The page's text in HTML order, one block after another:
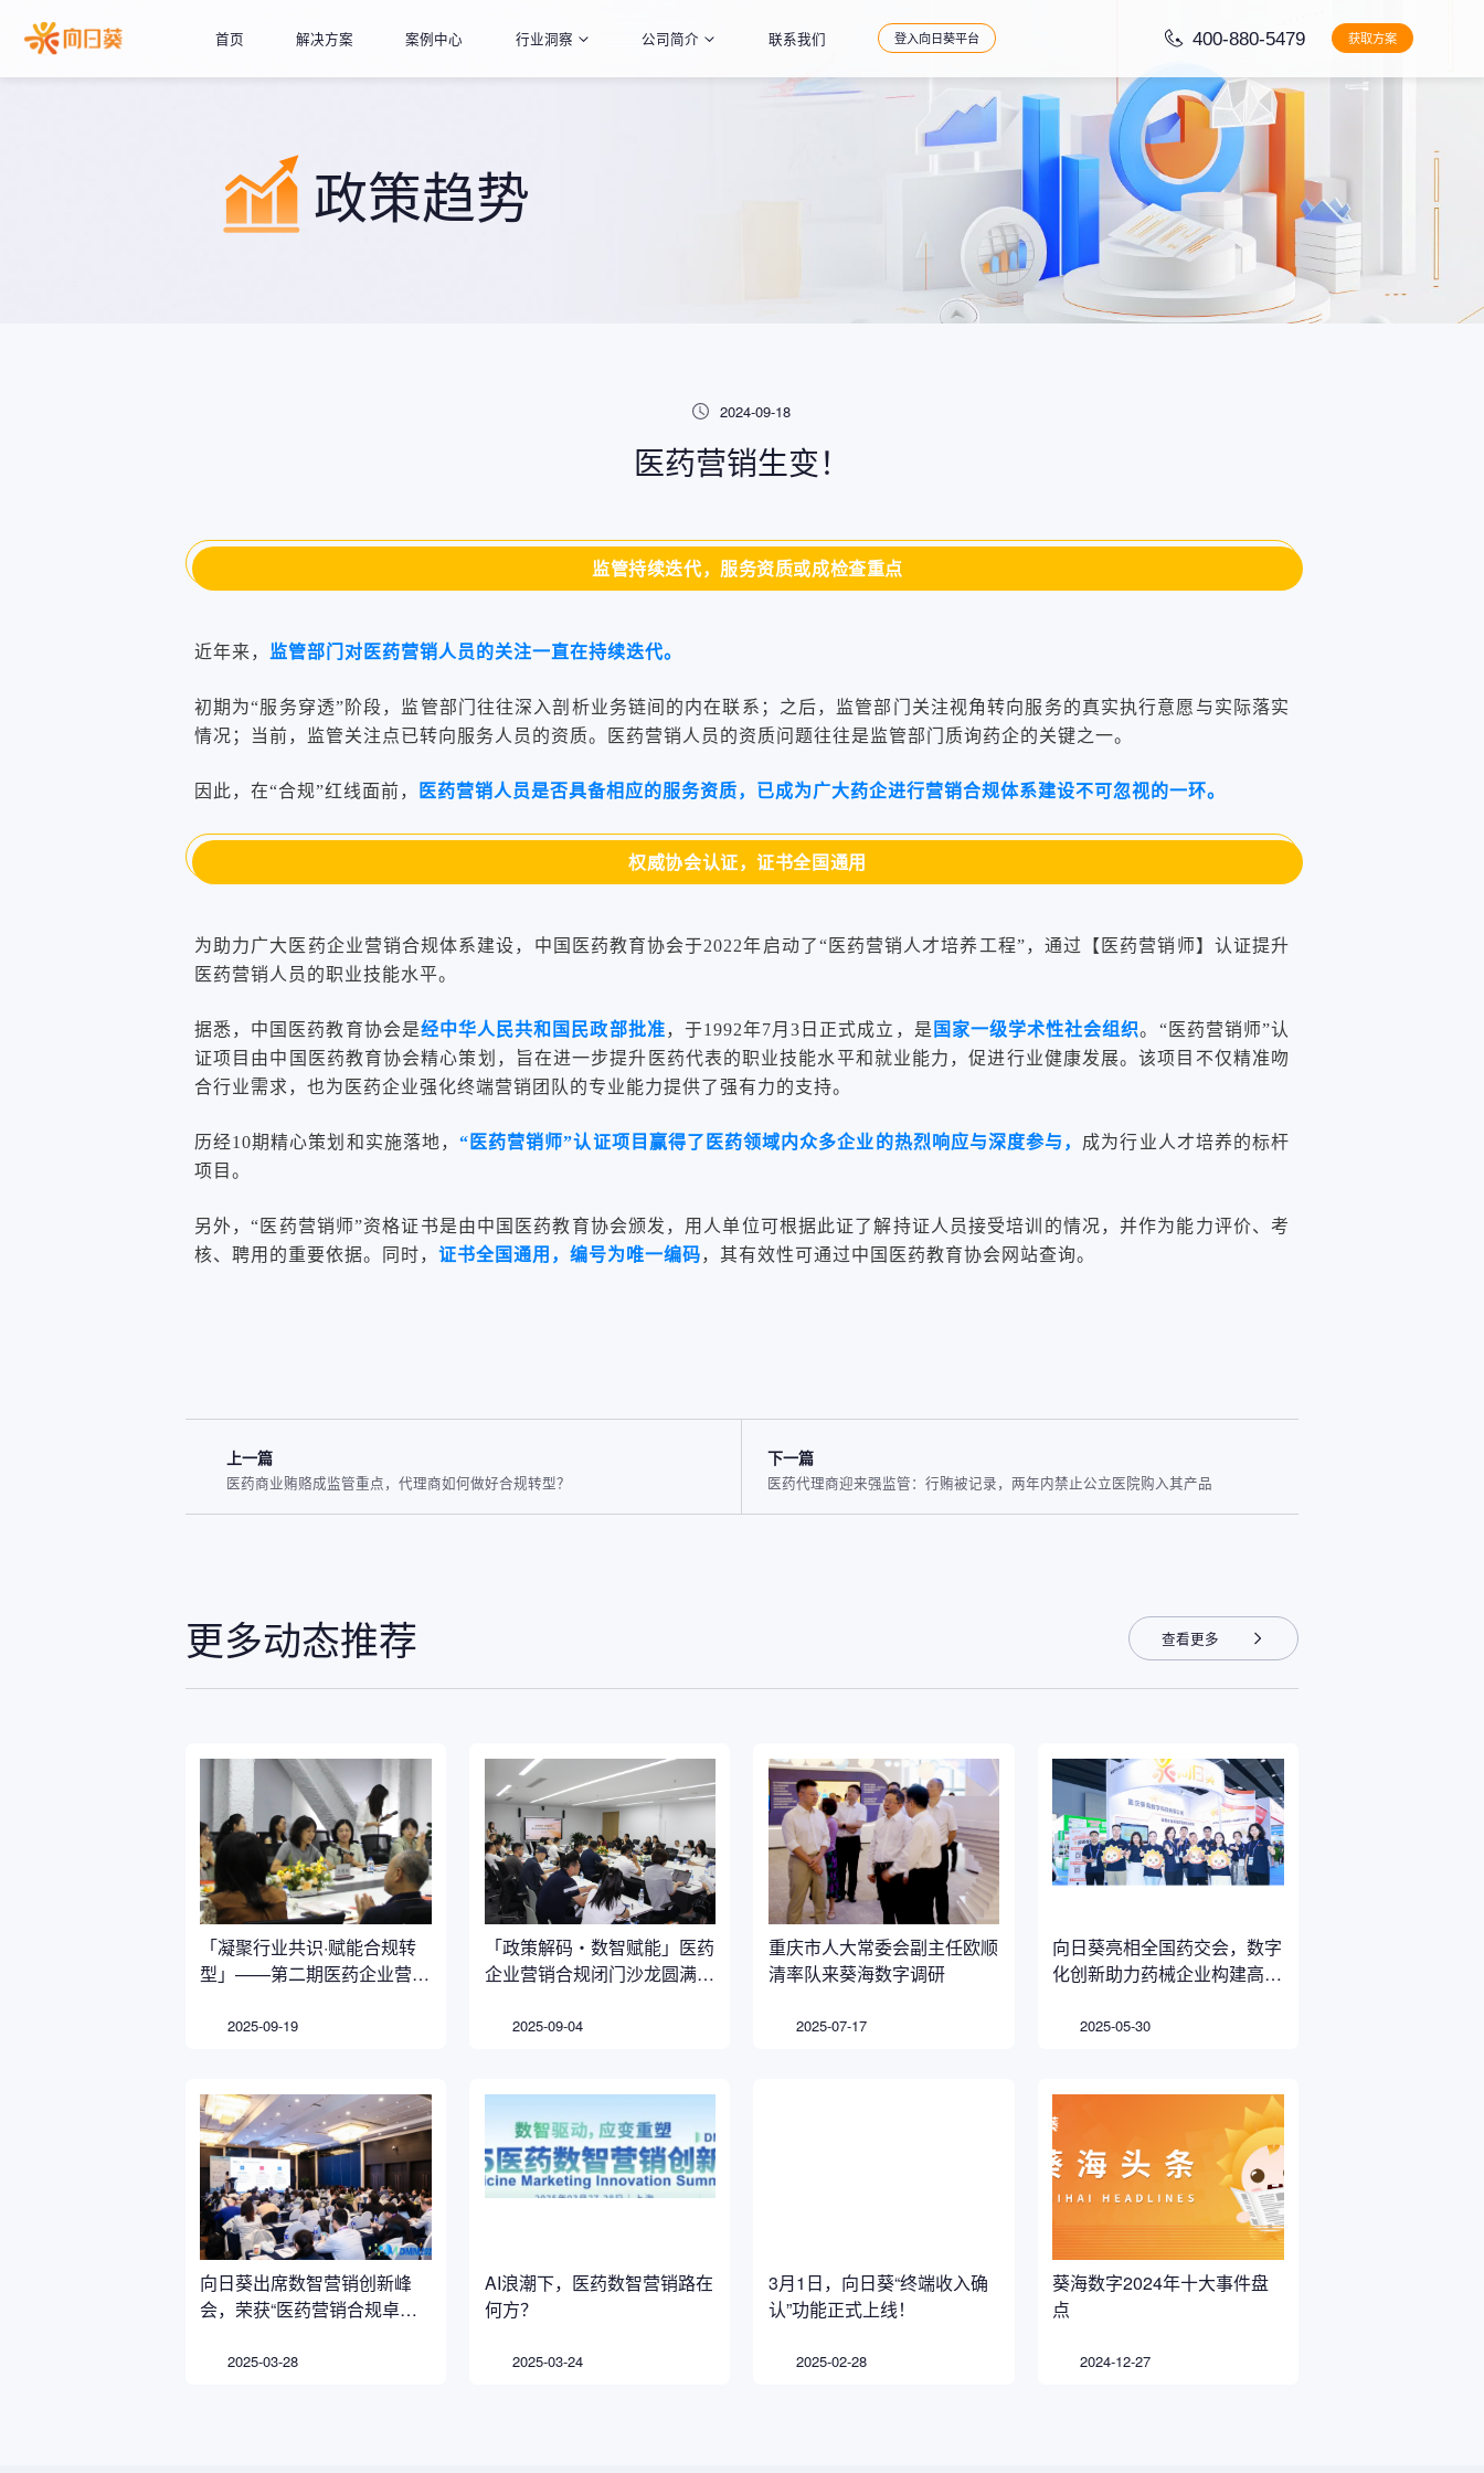
首页 解决方案 案例中心 行业洞察 公司简介 联系我们 登入向日葵平台 400-880-5479 获取方案
政策趋势
2024-09-18
医药营销生变！
监管持续迭代，服务资质或成检查重点
近年来， 监管部门对医药营销人员的关注一直在持续迭代。
初期为“服务穿透”阶段，监管部门往往深入剖析业务链间的内在联系；之后，监管部门关注视角转向服务的真实执行意愿与实际落实
情况；当前，监管关注点已转向服务人员的资质。医药营销人员的资质问题往往是监管部门质询药企的关键之一。
因此，在“合规”红线面前， 医药营销人员是否具备相应的服务资质，已成为广大药企进行营销合规体系建设不可忽视的一环。
权威协会认证，证书全国通用
为助力广大医药企业营销合规体系建设，中国医药教育协会于2022年启动了“医药营销人才培养工程”，通过【医药营销师】认证提升
医药营销人员的职业技能水平。
据悉，中国医药教育协会是经中华人民共和国民政部批准，于1992年7月3日正式成立，是 国家一级学术性社会组织。“医药营销师”认
证项目由中国医药教育协会精心策划，旨在进一步提升医药代表的职业技能水平和就业能力，促进行业健康发展。该项目不仅精准吻
合行业需求，也为医药企业强化终端营销团队的专业能力提供了强有力的支持。
历经10期精心策划和实施落地， “医药营销师”认证项目赢得了医药领域内众多企业的热烈响应与深度参与， 成为行业人才培养的标杆
项目。
另外，“医药营销师”资格证书是由中国医药教育协会颁发，用人单位可根据此证了解持证人员接受培训的情况，并作为能力评价、考
核、聘用的重要依据。同时， 证书全国通用，编号为唯一编码，其有效性可通过中国医药教育协会网站查询。
上一篇
医药商业贿赂成监管重点，代理商如何做好合规转型？
下一篇
医药代理商迎来强监管：行贿被记录，两年内禁止公立医院购入其产品
更多动态推荐 查看更多
「凝聚行业共识·赋能合规转
型」——第二期医药企业营销
2025-09-19
「政策解码・数智赋能」医药
企业营销合规闭门沙龙圆满落
2025-09-04
重庆市人大常委会副主任欧顺
清率队来葵海数字调研
2025-07-17
向日葵亮相全国药交会，数字
化创新助力药械企业构建高标
2025-05-30
向日葵出席数智营销创新峰
会，荣获“医药营销合规卓越
2025-03-28
AI浪潮下，医药数智营销路在
何方？
2025-03-24
3月1日，向日葵“终端收入确
认”功能正式上线！
2025-02-28
葵海数字2024年十大事件盘
点
2024-12-27